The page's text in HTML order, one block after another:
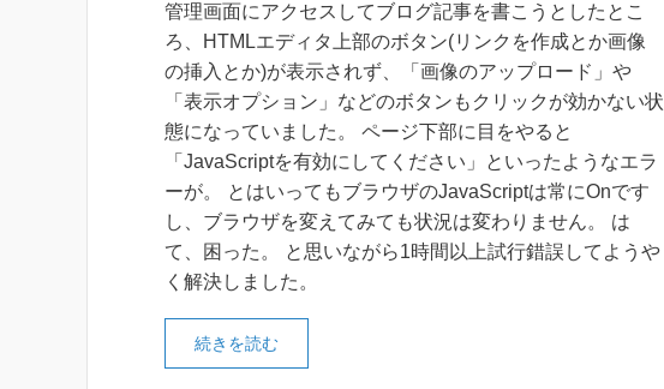
管理画面にアクセスしてブログ記事を書こうとしたとこ
ろ、HTMLエディタ上部のボタン(リンクを作成とか画像
の挿入とか)が表示されず、「画像のアップロード」や
「表示オプション」などのボタンもクリックが効かない状
態になっていました。 ページ下部に目をやると
「JavaScriptを有効にしてください」といったようなエラ
ーが。 とはいってもブラウザのJavaScriptは常にOnです
し、ブラウザを変えてみても状況は変わりません。 は
て、困った。 と思いながら1時間以上試行錯誤してようや
く解決しました。
続きを読む